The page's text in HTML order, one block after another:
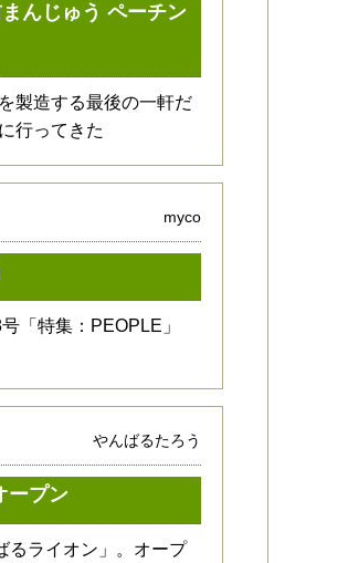
んじゅう ペーチン
製造する最後の一軒だ
行ってきた
myco
「特集：PEOPLE」
やんばるたろう
ープン
るライオン」。オープ